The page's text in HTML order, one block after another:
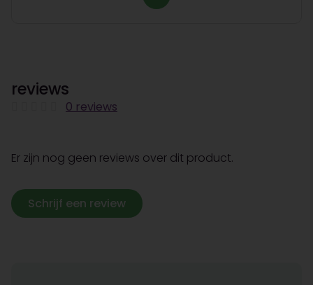
reviews
0 reviews
Er zijn nog geen reviews over dit product.
Schrijf een review